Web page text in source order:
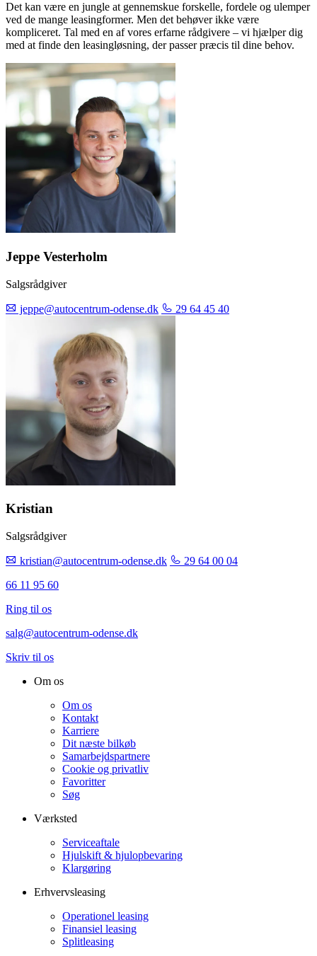
Det kan være en jungle at gennemskue forskelle, fordele og ulemper
ved de mange leasingformer. Men det behøver ikke være
kompliceret. Tal med en af vores erfarne rådgivere – vi hjælper dig
med at finde den leasingløsning, der passer præcis til dine behov.
Jeppe Vesterholm
Salgsrådgiver
jeppe@autocentrum-odense.dk 29 64 45 40
Kristian
Salgsrådgiver
kristian@autocentrum-odense.dk
29 64 00 04
66 11 95 60
Ring til os
salg@autocentrum-odense.dk
Skriv til os
Om os
Om os
Kontakt
Karriere
Dit næste bilkøb
Samarbejdspartnere
Cookie og privatliv
Favoritter
Søg
Værksted
Serviceaftale
Hjulskift & hjulopbevaring
Klargøring
Erhvervsleasing
Operationel leasing
Finansiel leasing
Splitleasing